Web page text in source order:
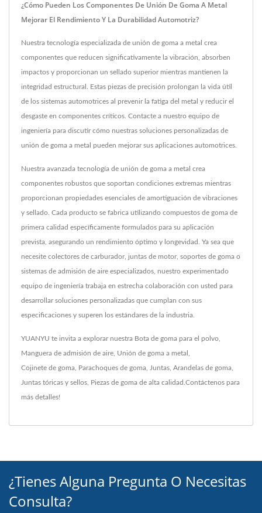
¿Cómo Pueden Los Componentes De Unión De Goma A Metal
Mejorar El Rendimiento Y La Durabilidad Automotriz?
Nuestra tecnología especializada de unión de goma a metal crea
componentes que reducen significativamente la vibración, absorben
impactos y proporcionan un sellado superior mientras mantienen la
integridad estructural. Estas piezas de precisión prolongan la vida útil
de los sistemas automotrices al prevenir la fatiga del metal y reducir el
desgaste en componentes críticos. Contacte a nuestro equipo de
ingeniería para discutir cómo nuestras soluciones personalizadas de
unión de goma a metal pueden mejorar sus aplicaciones automotrices.
Nuestra avanzada tecnología de unión de goma a metal crea
componentes robustos que soportan condiciones extremas mientras
proporcionan propiedades esenciales de amortiguación de vibraciones
y sellado. Cada producto se fabrica utilizando compuestos de goma de
primera calidad específicamente formulados para su aplicación
prevista, asegurando un rendimiento óptimo y longevidad. Ya sea que
necesite colectores de carburador, juntas de motor, soportes de goma o
sistemas de admisión de aire especializados, nuestro experimentado
equipo de ingeniería trabaja en estrecha colaboración con usted para
desarrollar soluciones personalizadas que cumplan con sus
especificaciones y superen los estándares de la industria.
YUANYU te invita a explorar nuestra Bota de goma para el polvo
Manguera de admisión de aire Unión de goma a metal
Cojinete de goma Parachoques de goma Juntas Arandelas de goma
Juntas tóricas y sellos Piezas de goma de alta calidad. Contáctenos para
más detalles!
¿Tienes Alguna Pregunta O Necesitas
Consulta?